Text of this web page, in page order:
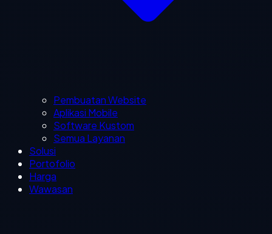
Pembuatan Website
Aplikasi Mobile
Software Kustom
Semua Layanan
Solusi
Portofolio
Harga
Wawasan